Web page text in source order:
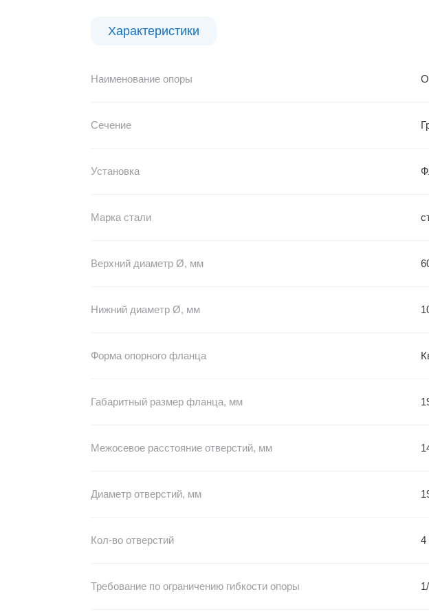
Характеристики
Наименование опоры
Сечение
Установка
Марка стали
Верхний диаметр Ø, мм
Нижний диаметр Ø, мм
Форма опорного фланца
Габаритный размер фланца, мм
Межосевое расстояние отверстий, мм
Диаметр отверстий, мм
Кол-во отверстий 4
Требование по ограничению гибкости опоры